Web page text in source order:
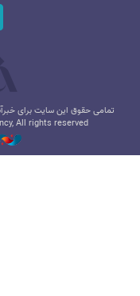
تمامی حقوق این سایت برای
All rights reserved